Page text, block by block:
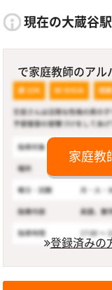
現在の大蔵谷
で家庭教師のアル
家庭教
登録済みの